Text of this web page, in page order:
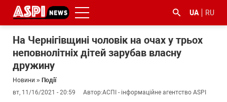
UA RU
На Чернігівщині чоловік на очах у трьох
неповнолітніх дітей зарубав власну
дружину
Новини » Події
вт, 11/16/2021 - 20:59
Автор:АСПІ - інформаційне агентство ASPI